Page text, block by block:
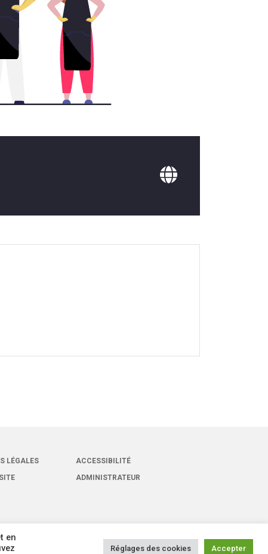
LÉGALES
ACCESSIBILITÉ
ADMINISTRATEUR
en
Réglages des cookies Accepter